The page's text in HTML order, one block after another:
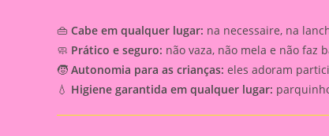
👜 Cabe em qualquer lugar: na necessaire, na
🧼 Prático e seguro: não vaza, não mela e não faz
🧒 Autonomia para as crianças: eles adoram
💧 Higiene garantida em qualquer lugar: